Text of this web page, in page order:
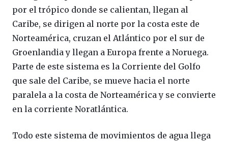
por el trópico donde se calientan, llegan al
Caribe, se dirigen al norte por la costa este de
Norteamérica, cruzan el Atlántico por el sur de
Groenlandia y llegan a Europa frente a Noruega.
Parte de este sistema es la Corriente del Golfo
que sale del Caribe, se mueve hacia el norte
paralela a la costa de Norteamérica y se convierte
en la corriente Noratlántica.
Todo este sistema de movimientos de agua llega